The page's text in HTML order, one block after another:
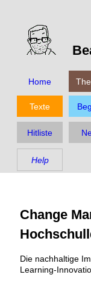
Home
Texte
Hitliste
Help
Change
Die nachhaltige
Learning-